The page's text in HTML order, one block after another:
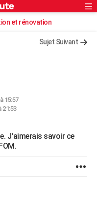
Rechercher
et rénovation
Sujet Suivant
15:57
21:53
J'aimerais savoir ce